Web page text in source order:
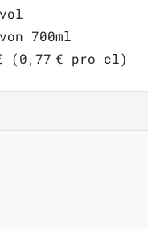
700ml
(0,77 € pro cl)